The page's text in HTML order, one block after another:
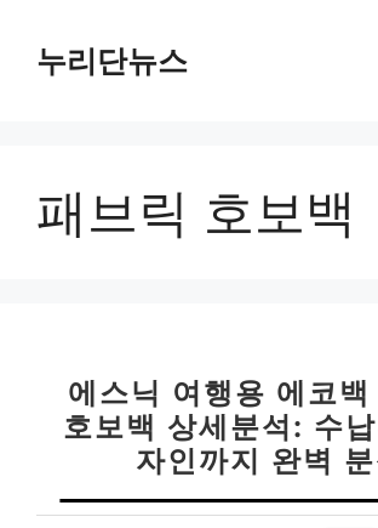
누리단뉴스
패브릭 호보백
에스닉 여행용 에코백
호보백 상세분석: 수납
자인까지 완벽 분